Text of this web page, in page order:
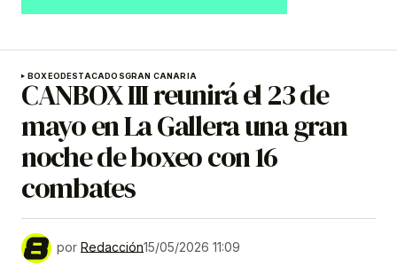
BOXEODESTACADOSGRAN CANARIA
CANBOX III reunirá el 23 de
mayo en La Gallera una gran
noche de boxeo con 16
combates
por Redacción15/05/2026 11:09